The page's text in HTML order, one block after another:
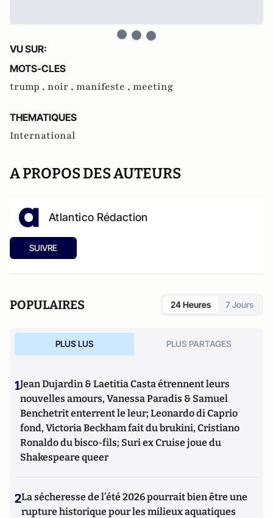
VU SUR:
MOTS-CLES
trump , noir , manifeste , meeting
THEMATIQUES
International
A PROPOS DES AUTEURS
Atlantico Rédaction
SUIVRE
POPULAIRES 24 Heures 7 Jours
PLUS LUS PLUS PARTAGES
1Jean Dujardin & Laetitia Casta étrennent leurs
nouvelles amours, Vanessa Paradis & Samuel
Benchetrit enterrent le leur; Leonardo di Caprio
fond, Victoria Beckham fait du brukini, Cristiano
Ronaldo du bisco-fils; Suri ex Cruise joue du
Shakespeare queer
2La sécheresse de l’été 2026 pourrait bien être une
rupture historique pour les milieux aquatiques